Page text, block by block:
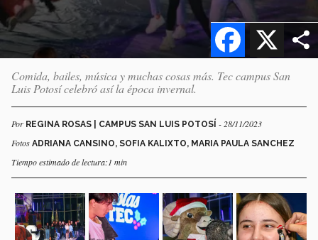
X
Facebook
Comida, bailes, música y muchas cosas más. Tec campus San
Luis Potosí celebró así la época invernal.
Por REGINA ROSAS | CAMPUS SAN LUIS POTOSÍ - 28/11/2023
Fotos ADRIANA CANSINO, SOFIA KALIXTO, MARIA PAULA SANCHEZ
Tiempo estimado de lectura:1 min